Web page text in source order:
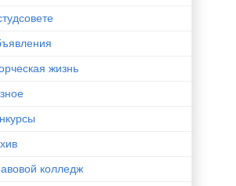
жизнь
колледж